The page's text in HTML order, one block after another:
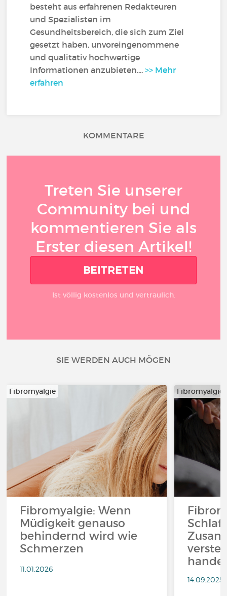
besteht aus erfahrenen Redakteuren
und Spezialisten im
Gesundheitsbereich, die sich zum Ziel
gesetzt haben, unvoreingenommene
und qualitativ hochwertige
Informationen anzubieten....>> Mehr
erfahren
KOMMENTARE
Treten Sie unserer
Community bei und
kommentieren Sie als
Erster diesen Artikel!
BEITRETEN
Ist völlig kostenlos und vertraulich.
SIE WERDEN AUCH MÖGEN
Fibromyalgie
Fibromyalgie: Wenn
Müdigkeit genauso
behindernd wird wie
Schmerzen
11.01.2026
Fibromyalgie
14.09.2025